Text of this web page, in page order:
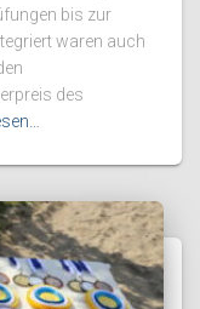
bis zur
waren auch
des